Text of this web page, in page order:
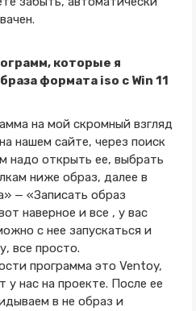
которые я
формата iso с Win 11
на мой скромный взгляд
нашем сайте, через поиск
надо открыть ее, выбрать
ниже образ, далее в
— «Записать образ
наверное и все , у вас
с нее запускаться и
все просто.
программа это Ventoy,
у нас на проекте. После ее
в не образ и